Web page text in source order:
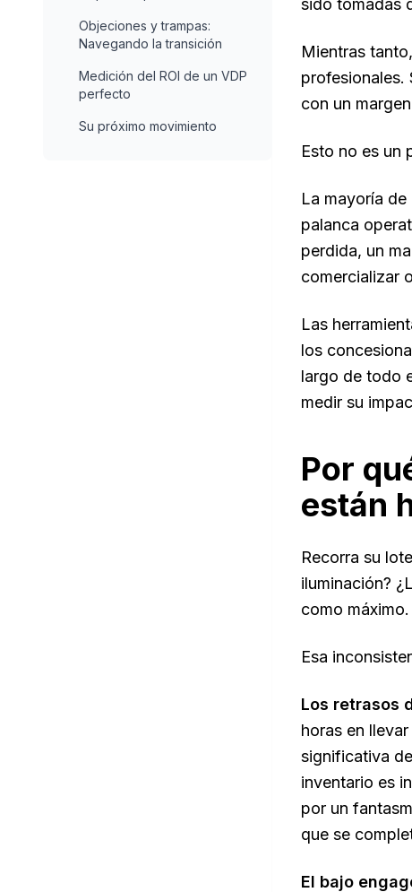
Objeciones y trampas:
Navegando la transición
Medición del ROI de un VDP
perfecto
Su próximo movimiento
sido tomadas
Mientras
profesionales.
con un
Esto no es un
La mayoría
palanca
perdida, un
comercializar
Las
los
largo de todo
medir su
Por
están
Recorra su
iluminación?
como máximo.
Esa
Los retrasos
horas en
significativa
inventario es
por un
que se
El bajo